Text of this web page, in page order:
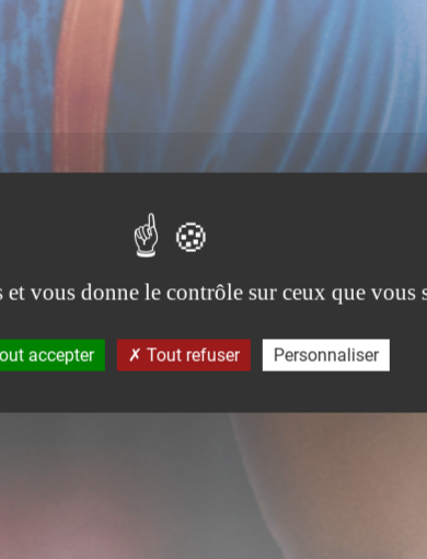
vous donne le contrôle sur ceux que vous
accepter Tout refuser Personnaliser